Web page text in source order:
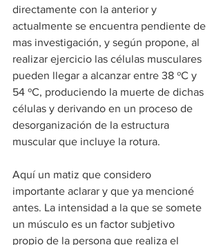
directamente con la anterior y
actualmente se encuentra pendiente de
mas investigación, y según propone, al
realizar ejercicio las células musculares
pueden llegar a alcanzar entre 38 ºC y
54 ºC, produciendo la muerte de dichas
células y derivando en un proceso de
desorganización de la estructura
muscular que incluye la rotura.
Aquí un matiz que considero
importante aclarar y que ya mencioné
antes. La intensidad a la que se somete
un músculo es un factor subjetivo
propio de la persona que realiza el